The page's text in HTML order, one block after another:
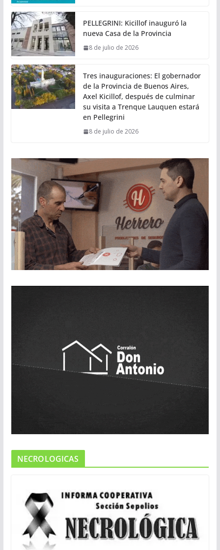
PELLEGRINI: Kicillof inauguró la
nueva Casa de la Provincia
8 de julio de 2026
Tres inauguraciones: El gobernador
de la Provincia de Buenos Aires,
Axel Kicillof, después de culminar
su visita a Trenque Lauquen estará
en Pellegrini
8 de julio de 2026
NECROLOGICAS